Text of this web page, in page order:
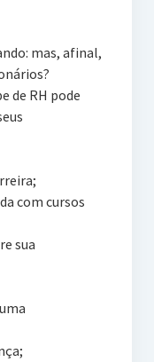
mas, afinal,
de RH pode
com cursos
sua